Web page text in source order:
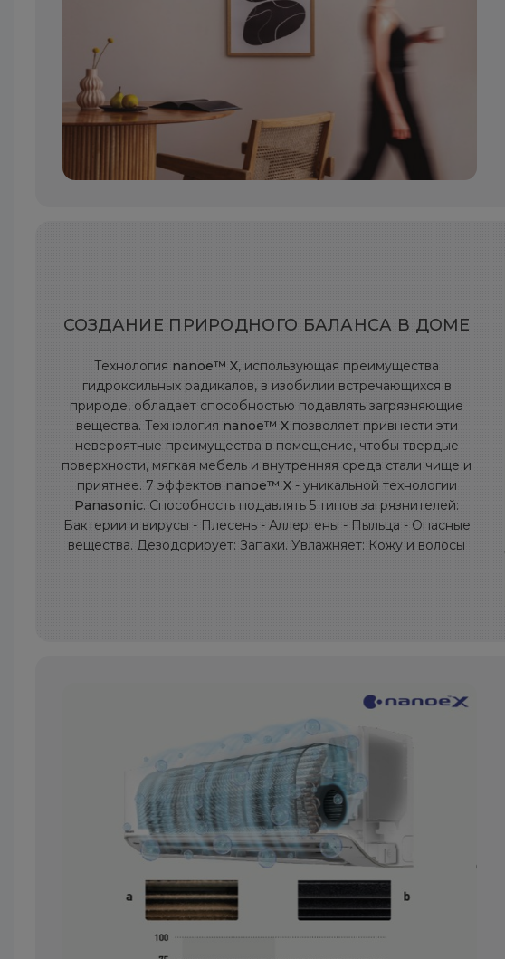
СОЗДАНИЕ ПРИРОДНОГО БАЛАНСА В ДОМЕ
Технология nanoe™ X, использующая преимущества
гидроксильных радикалов, в изобилии встречающихся в
природе, обладает способностью подавлять загрязняющие
вещества. Технология nanoe™ Xпозволяет привнести эти
невероятные преимущества в помещение, чтобы твердые
поверхности, мягкая мебель и внутренняя среда стали чище и
приятнее. 7 эффектов nanoe™ X- уникальной технологии
Panasonic. Способность подавлять 5 типов загрязнителей:
Бактерии и вирусы - Плесень - Аллергены - Пыльца - Опасные
вещества. Дезодорирует: Запахи. Увлажняет: Кожу и волосы